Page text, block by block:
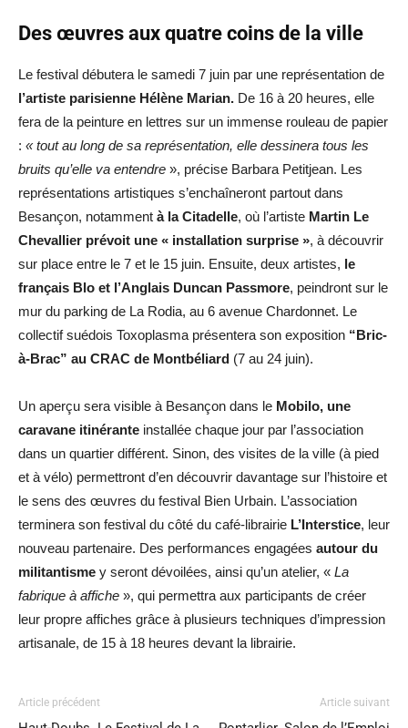
Des œuvres aux quatre coins de la ville
Le festival débutera le samedi 7 juin par une représentation de
l’artiste parisienne Hélène Marian. De 16 à 20 heures, elle
fera de la peinture en lettres sur un immense rouleau de papier
: « tout au long de sa représentation, elle dessinera tous les
bruits qu’elle va entendre », précise Barbara Petitjean. Les
représentations artistiques s’enchaîneront partout dans
Besançon, notamment à la Citadelle, où l’artiste Martin Le
Chevallier prévoit une « installation surprise », à découvrir
sur place entre le 7 et le 15 juin. Ensuite, deux artistes, le
français Blo et l’Anglais Duncan Passmore, peindront sur le
mur du parking de La Rodia, au 6 avenue Chardonnet. Le
collectif suédois Toxoplasma présentera son exposition “Bric-
à-Brac” au CRAC de Montbéliard (7 au 24 juin).
Un aperçu sera visible à Besançon dans le Mobilo, une
caravane itinérante installée chaque jour par l’association
dans un quartier différent. Sinon, des visites de la ville (à pied
et à vélo) permettront d’en découvrir davantage sur l’histoire et
le sens des œuvres du festival Bien Urbain. L’association
terminera son festival du côté du café-librairie L’Interstice, leur
nouveau partenaire. Des performances engagées autour du
militantisme y seront dévoilées, ainsi qu’un atelier, « La
fabrique à affiche », qui permettra aux participants de créer
leur propre affiches grâce à plusieurs techniques d’impression
artisanale, de 15 à 18 heures devant la librairie.
Article précédent Article suivant